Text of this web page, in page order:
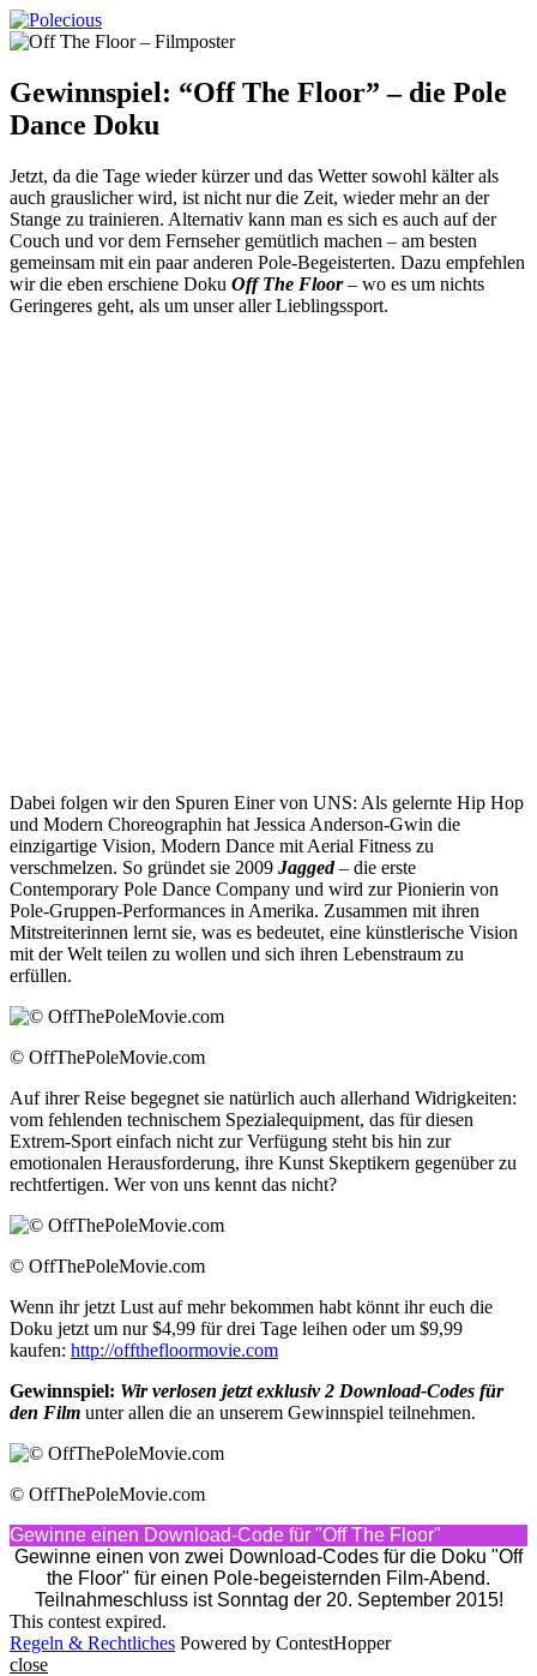
Gewinnspiel: “Off The Floor” – die Pole
Dance Doku
Jetzt, da die Tage wieder kürzer und das Wetter sowohl kälter als
auch grauslicher wird, ist nicht nur die Zeit, wieder mehr an der
Stange zu trainieren. Alternativ kann man es sich es auch auf der
Couch und vor dem Fernseher gemütlich machen – am besten
gemeinsam mit ein paar anderen Pole-Begeisterten. Dazu empfehlen
wir die eben erschiene Doku Off The Floor– wo es um nichts
Geringeres geht, als um unser aller Lieblingssport.
Dabei folgen wir den Spuren Einer von UNS: Als gelernte Hip Hop
und Modern Choreographin hat Jessica Anderson-Gwin die
einzigartige Vision, Modern Dance mit Aerial Fitness zu
verschmelzen. So gründet sie 2009 Jagged– die erste
Contemporary Pole Dance Company und wird zur Pionierin von
Pole-Gruppen-Performances in Amerika. Zusammen mit ihren
Mitstreiterinnen lernt sie, was es bedeutet, eine künstlerische Vision
mit der Welt teilen zu wollen und sich ihren Lebenstraum zu
erfüllen.
© OffThePoleMovie.com
Auf ihrer Reise begegnet sie natürlich auch allerhand Widrigkeiten:
vom fehlenden technischem Spezialequipment, das für diesen
Extrem-Sport einfach nicht zur Verfügung steht bis hin zur
emotionalen Herausforderung, ihre Kunst Skeptikern gegenüber zu
rechtfertigen. Wer von uns kennt das nicht?
© OffThePoleMovie.com
Wenn ihr jetzt Lust auf mehr bekommen habt könnt ihr euch die
Doku jetzt um nur $4,99 für drei Tage leihen oder um $9,99
kaufen: http://offthefloormovie.com
Gewinnspiel: Wir verlosen jetzt exklusiv 2 Download-Codes für
den Film unter allen die an unserem Gewinnspiel teilnehmen.
© OffThePoleMovie.com
Gewinne einen Download-Code für "Off The Floor"
Gewinne einen von zwei Download-Codes für die Doku "Off
the Floor" für einen Pole-begeisternden Film-Abend.
Teilnahmeschluss ist Sonntag der 20. September 2015!
This contest expired.
Regeln & Rechtliches Powered by ContestHopper
close